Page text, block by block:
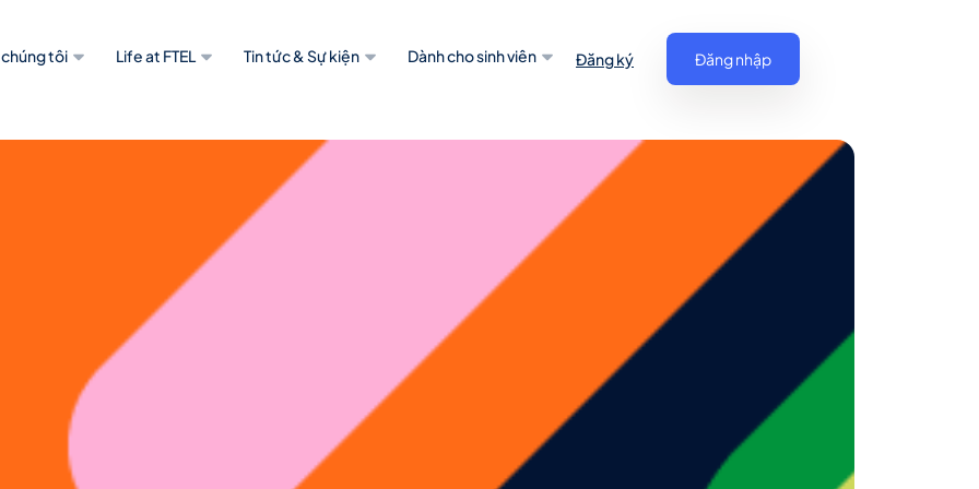
tôi Life at FTEL Tin tức & Sự kiện Dành cho sinh viên Đăng ký Đăng nhập